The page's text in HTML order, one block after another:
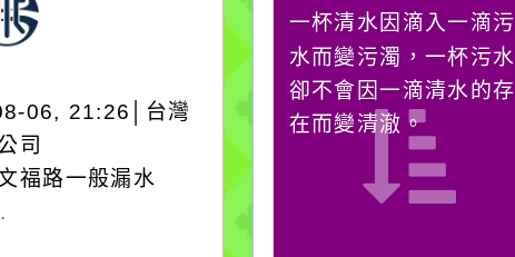
06, 21:26│台灣
司
福路一般漏水
生活是一面鏡子。你對 一杯清水因滴入一滴污
水而變污濁，一杯污水
卻不會因一滴清水的存
在而變清澈。